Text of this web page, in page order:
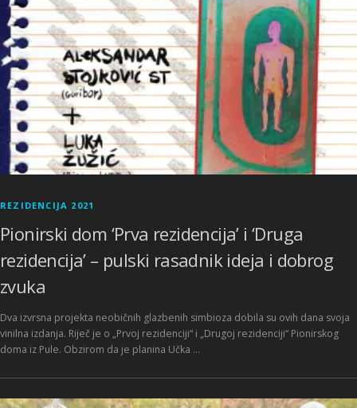
REZIDENCIJA 2021
Pionirski dom ‘Prva rezidencija’ i ‘Druga
rezidencija’ – pulski rasadnik ideja i dobrog
zvuka
Dva izvrsna projekta neobičnih glazbenih simbioza dobila su ovih dana svoja
vinilna izdanja. Riječ je o „Prvoj rezidenciji“ i „Drugoj rezidenciji“ Pionirskog
doma iz Pule. Obzirom da je planina Učka …